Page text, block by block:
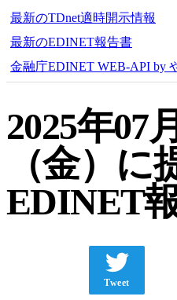
最新のTDnet適時開示情報
最新のEDINET報告書
金融庁EDINET WEB-API by
2025年07
（金）に
EDINET
Tweet